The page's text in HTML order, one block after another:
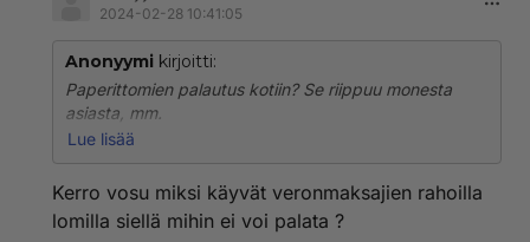
2024-02-28 10:41:05
Anonyymi kirjoitti:
Paperittomien palautus kotiin? Se riippuu monesta
asiasta, mm.
- siitä suostuuko heidän kotimaansa vastaanottamaan
persumestari Soini yritti saada palautusopimusta
aikaan mutta epäonnistui siinäkin.
- siitä uhkaako heitä kotimaassaan kidutus tai
Lue lisää
Kerro vosu miksi käyvät veronmaksajien rahoilla
lomilla siellä mihin ei voi palata ?